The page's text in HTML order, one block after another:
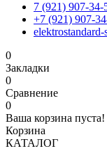
7 (921) 907-34-
+7 (921) 907-
0
Закладки
0
Сравнение
0
Ваша корзина пуста!
Корзина
КАТАЛОГ